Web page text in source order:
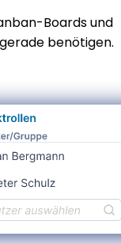
Boards und
benötigen.